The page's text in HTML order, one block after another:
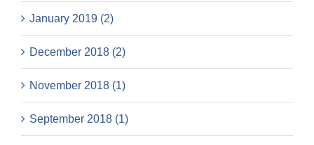
January 2019 (2)
December 2018 (2)
November 2018 (1)
September 2018 (1)